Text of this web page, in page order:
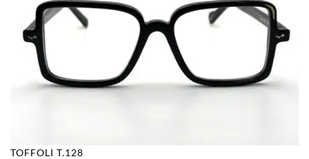
TOFFOLI T.128